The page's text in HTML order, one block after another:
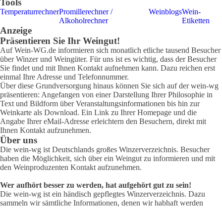
Tools
TemperaturrechnerPromillerechner /
Alkoholrechner
WeinblogsWein-
Etiketten
Anzeige
Präsentieren Sie Ihr Weingut!
Auf Wein-WG.de informieren sich monatlich etliche tausend Besucher
über Winzer und Weingüter. Für uns ist es wichtig, dass der Besucher
Sie findet und mit Ihnen Kontakt aufnehmen kann. Dazu reichen erst
einmal Ihre Adresse und Telefonnummer.
Über diese Grundversorgung hinaus können Sie sich auf der wein-wg
präsentieren: Angefangen von einer Darstellung Ihrer Philosophie in
Text und Bildform über Veranstaltungsinformationen bis hin zur
Weinkarte als Download. Ein Link zu Ihrer Homepage und die
Angabe Ihrer eMail-Adresse erleichtern den Besuchern, direkt mit
Ihnen Kontakt aufzunehmen.
Über uns
Die wein-wg ist Deutschlands großes Winzerverzeichnis. Besucher
haben die Möglichkeit, sich über ein Weingut zu informieren und mit
den Weinproduzenten Kontakt aufzunehmen.
Wer aufhört besser zu werden, hat aufgehört gut zu sein!
Die wein-wg ist ein händisch gepflegtes Winzerverzeichnis. Dazu
sammeln wir sämtliche Informationen, denen wir habhaft werden